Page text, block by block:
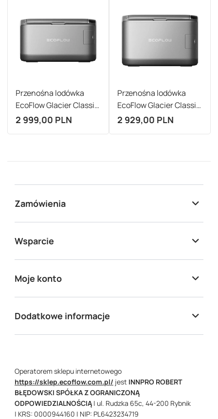
Przenośna lodówka
EcoFlow Glacier Classic
35l
2 999,00 PLN
Przenośna lodówka
EcoFlow Glacier Classic
45l
2 929,00 PLN
Zamówienia
Wsparcie
Moje konto
Dodatkowe informacje
Operatorem sklepu internetowego
https://sklep.ecoflow.com.pl/ jest INNPRO ROBERT
BŁĘDOWSKI SPÓŁKA Z OGRANICZONĄ
ODPOWIEDZIALNOŚCIĄ | ul. Rudzka 65c, 44-200 Rybnik
| KRS: 0000944160 | NIP: PL6423234719